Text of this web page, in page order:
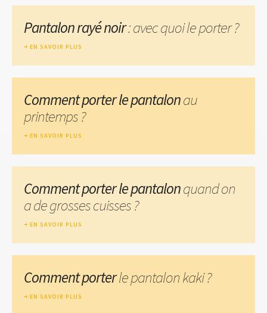
Pantalon rayé noir: avec quoi le porter ?
EN SAVOIR PLUS
Comment porter le pantalonau
printemps ?
EN SAVOIR PLUS
Comment porter le pantalonquand on
a de grosses cuisses ?
EN SAVOIR PLUS
Comment porterle pantalon kaki ?
EN SAVOIR PLUS